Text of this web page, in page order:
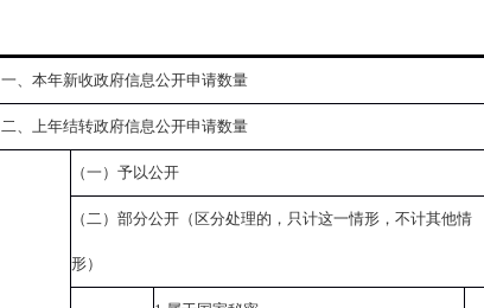
一、本年新收政府信息公开申请数量
二、上年结转政府信息公开申请数量
（一）予以公开
（二）部分公开（区分处理的，只计这一情形，不计其他情
形）